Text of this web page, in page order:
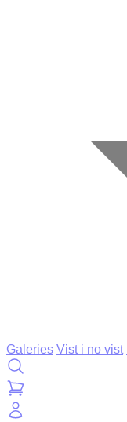
Galeries Vist i no vist